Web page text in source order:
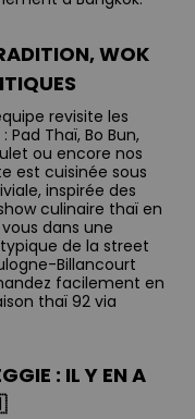
WOK
revisite les
Thaï, Bo Bun,
ou encore nos
est cuisinée sous
inspirée des
culinaire thaï en
dans une
de la street
Billancourt
facilement en
thaï 92 via
: IL Y EN A